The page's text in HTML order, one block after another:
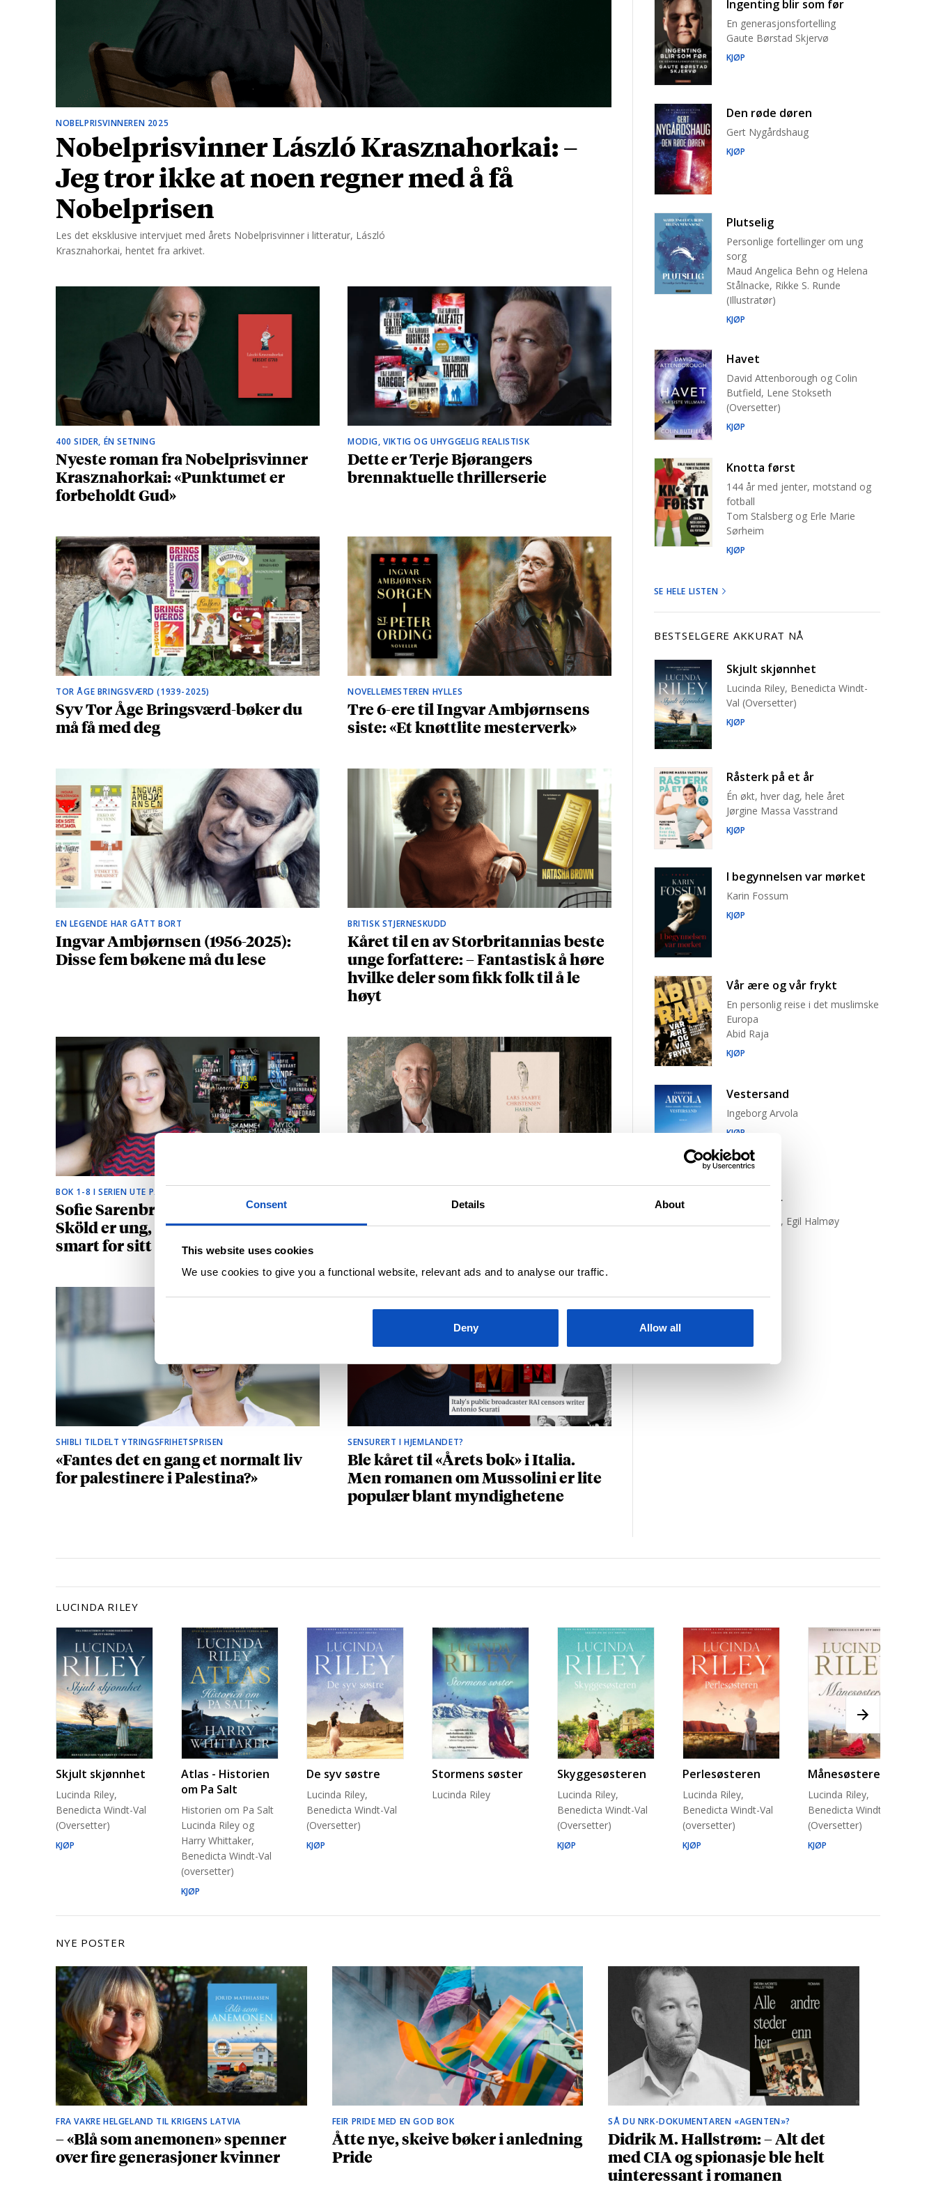
Consent Details About
This website uses cookies
We use cookies to give you a functional website, relevant ads and to analyse our traffic.
Deny Allow all
NOBELPRISVINNEREN 2025
Nobelprisvinner László Krasznahorkai: –
Jeg tror ikke at noen regner med å få
Nobelprisen
Les det eksklusive intervjuet med årets Nobelprisvinner i litteratur, László
Krasznahorkai, hentet fra arkivet.
400 SIDER, ÉN SETNING
Nyeste roman fra Nobelprisvinner
Krasznahorkai: «Punktumet er
forbeholdt Gud»
MODIG, VIKTIG OG UHYGGELIG REALISTISK
Dette er Terje Bjørangers
brennaktuelle thrillerserie
TOR ÅGE BRINGSVÆRD (1939-2025)
Syv Tor Åge Bringsværd-bøker du
må få med deg
NOVELLEMESTEREN HYLLES
Tre 6-ere til Ingvar Ambjørnsens
siste: «Et knøttlite mesterverk»
EN LEGENDE HAR GÅTT BORT
Ingvar Ambjørnsen (1956-2025):
Disse fem bøkene må du lese
BRITISK STJERNESKUDD
Kåret til en av Storbritannias beste
unge forfattere: – Fantastisk å høre
hvilke deler som fikk folk til å le
høyt
BOK 1-8 I SERIEN UTE PÅ NORSK
Sofie Sarenbrants krimhelt Emma
Sköld er ung, vakker og litt for
smart for sitt eget beste
Lars Saabye Christensens «Haren»
er full av setninger du vil spare på
SHIBLI TILDELT YTRINGSFRIHETSPRISEN
«Fantes det en gang et normalt liv
for palestinere i Palestina?»
SENSURERT I HJEMLANDET?
Ble kåret til «Årets bok» i Italia.
Men romanen om Mussolini er lite
populær blant myndighetene
Ingenting blir som før
En generasjonsfortelling
Gaute Børstad Skjervø
KJØP
Den røde døren
Gert Nygårdshaug
KJØP
Plutselig
Personlige fortellinger om ung
sorg
Maud Angelica Behn og Helena
Stålnacke, Rikke S. Runde
(Illustratør)
KJØP
Havet
David Attenborough og Colin
Butfield, Lene Stokseth
(Oversetter)
KJØP
Knotta først
144 år med jenter, motstand og
fotball
Tom Stalsberg og Erle Marie
Sørheim
KJØP
SE HELE LISTEN
BESTSELGERE AKKURAT NÅ
Skjult skjønnhet
Lucinda Riley, Benedicta Windt-
Val (Oversetter)
KJØP
Råsterk på et år
Én økt, hver dag, hele året
Jørgine Massa Vasstrand
KJØP
I begynnelsen var mørket
Karin Fossum
KJØP
Vår ære og vår frykt
En personlig reise i det muslimske
Europa
Abid Raja
KJØP
Vestersand
Ingeborg Arvola
KJØP
Trist tiger
Neige Sinno, Egil Halmøy
SE HELE LISTEN
LUCINDA RILEY
Skjult skjønnhet
Lucinda Riley,
Benedicta Windt-Val
(Oversetter)
KJØP
Atlas - Historien
om Pa Salt
Historien om Pa Salt
Lucinda Riley og
Harry Whittaker,
Benedicta Windt-Val
(oversetter)
KJØP
De syv søstre
Lucinda Riley,
Benedicta Windt-Val
(Oversetter)
KJØP
Stormens søster
Lucinda Riley
Skyggesøsteren
Lucinda Riley,
Benedicta Windt-Val
(Oversetter)
KJØP
Perlesøsteren
Lucinda Riley,
Benedicta Windt-Val
(oversetter)
KJØP
Månesøsteren
Lucinda Riley,
Benedicta Windt-Val
(Oversetter)
KJØP
NYE POSTER
FRA VAKRE HELGELAND TIL KRIGENS LATVIA
– «Blå som anemonen» spenner
over fire generasjoner kvinner
FEIR PRIDE MED EN GOD BOK
Åtte nye, skeive bøker i anledning
Pride
SÅ DU NRK-DOKUMENTAREN «AGENTEN»?
Didrik M. Hallstrøm: – Alt det
med CIA og spionasje ble helt
uinteressant i romanen